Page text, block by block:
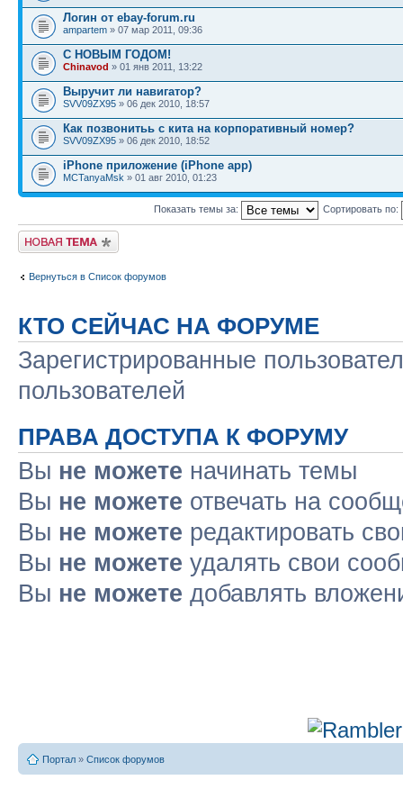
Логин от ebay-forum.ru
ampartem » 07 мар 2011, 09:36
С НОВЫМ ГОДОМ!
Chinavod » 01 янв 2011, 13:22
Выручит ли навигатор?
SVV09ZX95 » 06 дек 2010, 18:57
Как позвонитьь с кита на корпоративный номер?
SVV09ZX95 » 06 дек 2010, 18:52
iPhone приложение (iPhone app)
MCTanyaMsk » 01 авг 2010, 01:23
Показать темы за: Сортировать по:
Начать новую тему
Вернуться в Список форумов
КТО СЕЙЧАС НА ФОРУМЕ
Зарегистрированные
пользователей
ПРАВА ДОСТУПА К ФОРУМУ
Вы не можете начинать темы
Вы не можете отвечать на
Вы не можете редактировать
Вы не можете удалять свои
Вы не можете добавлять
Портал » Список форумов